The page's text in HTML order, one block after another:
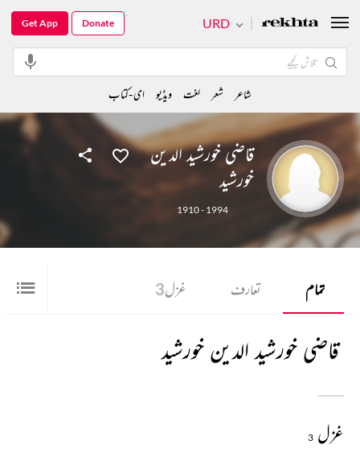
قاضی خورشید الدین
خورشید
1910 - 1994
تمام تعارف غزل3
قاضی خورشید الدین خورشید
غزل 3
URD
Get App Donate
شاعر شعر لغت ویڈیو ای-کتاب